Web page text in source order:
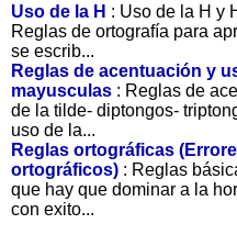
Uso de la H : Uso de la H y
Reglas de ortografía para
se escrib...
Reglas de acentuación y
mayusculas : Reglas de
de la tilde- diptongos-
uso de la...
Reglas ortográficas
ortográficos) : Reglas
que hay que dominar a la
con exito...